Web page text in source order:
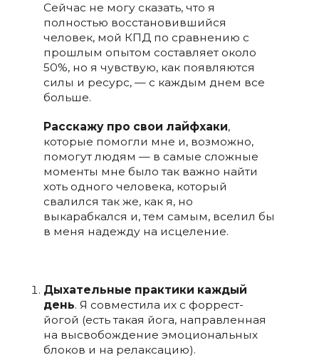
Сейчас не могу сказать, что я
полностью восстановившийся
человек, мой КПД по сравнению с
прошлым опытом составляет около
50%, но я чувствую, как появляются
силы и ресурс, — с каждым днем все
больше.
Расскажу про свои лайфхаки,
которые помогли мне и, возможно,
помогут людям — в самые сложные
моменты мне было так важно найти
хоть одного человека, который
свалился так же, как я, но
выкарабкался и, тем самым, вселил бы
в меня надежду на исцеление.
Дыхательные практики каждый
день. Я совместила их с форрест-
йогой (есть такая йога, направленная
на высвобождение эмоциональных
блоков и на релаксацию).